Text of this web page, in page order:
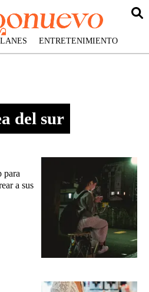
ENTRETENIMIENTO
del sur
para
a sus